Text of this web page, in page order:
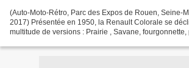
(Auto-Moto-Rétro, Parc des Expos de Rouen, Seine-
2017) Présentée en 1950, la Renault Colorale se
multitude de versions : Prairie , Savane, fourgonnette,